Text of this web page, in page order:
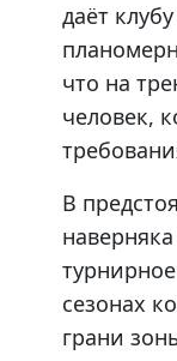
даёт
что на
человек,
В
сезонах
грани